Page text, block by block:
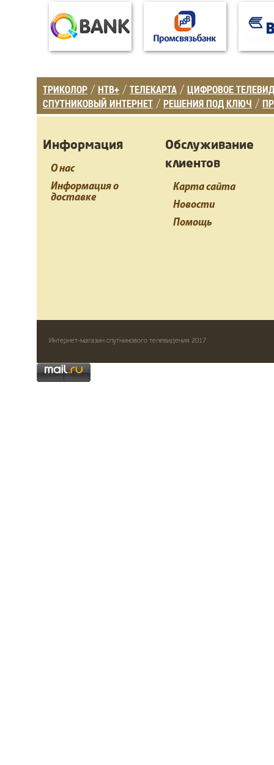
ТРИКОЛОР / НТВ+ / ТЕЛЕКАРТА / ЦИФРОВОЕ
СПУТНИКОВЫЙ ИНТЕРНЕТ / РЕШЕНИЯ ПОД КЛЮЧ /
Информация
О нас
Информация о
доставке
Обслуживание
клиентов
Карта сайта
Новости
Помощь
Интернет-магазин спутникового телевидения 2017